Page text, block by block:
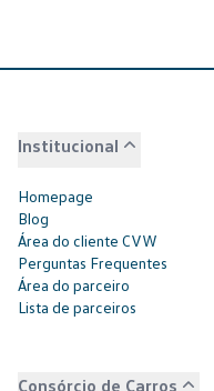
Institucional
Homepage
Blog
Área do cliente CVW
Perguntas Frequentes
Área do parceiro
Lista de parceiros
Consórcio de Carros